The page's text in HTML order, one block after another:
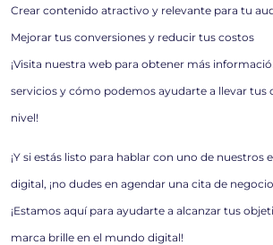
Crear contenido atractivo y relevante para tu
Mejorar tus conversiones y reducir tus costos
¡Visita nuestra web para obtener más
servicios y cómo podemos ayudarte a llevar tus
nivel!
¡Y si estás listo para hablar con uno de nuestros
digital, ¡no dudes en agendar una cita de
¡Estamos aquí para ayudarte a alcanzar tus
marca brille en el mundo digital!